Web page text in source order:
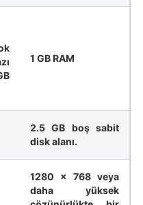
1 GB RAM
2.5 GB boş sabit
disk alanı.
1280 x 768 veya
daha yüksek